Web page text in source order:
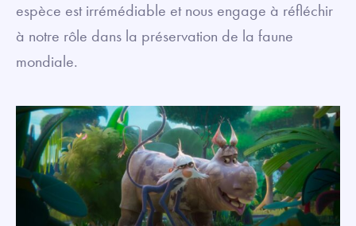
espèce est irrémédiable et nous engage à réfléchir
à notre rôle dans la préservation de la faune
mondiale.